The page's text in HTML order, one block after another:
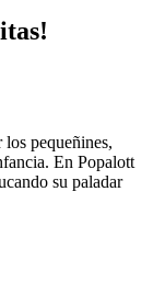
pequeñines,
En Popalott
su paladar